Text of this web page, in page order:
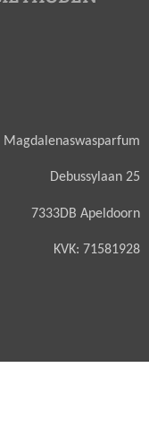
Magdalenaswasparfum
Debussylaan 25
7333DB Apeldoorn
KVK: 71581928